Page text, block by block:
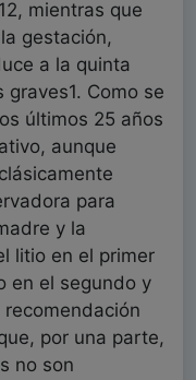
mientras que
gestación,
a la quinta
Como se
últimos 25 años
aunque
para
y la
litio en el primer
en el segundo y
por una parte,
no son